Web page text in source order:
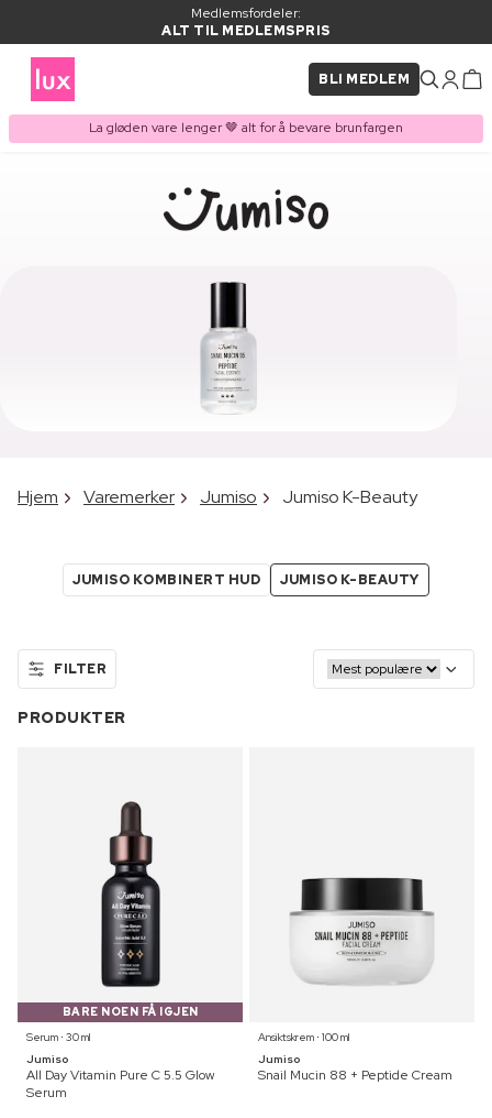
Medlemsfordeler:
ALT TIL MEDLEMSPRIS
BLI MEDLEM
La gløden vare lenger 🤎 alt for å bevare brunfargen
Hjem Varemerker Jumiso Jumiso K-Beauty
JUMISO KOMBINERT HUD JUMISO K-BEAUTY
FILTER
PRODUKTER
BARE NOEN FÅ IGJEN
Serum ⋅ 30 ml
Jumiso
All Day Vitamin Pure C 5.5 Glow
Serum
Ansiktskrem ⋅ 100 ml
Jumiso
Snail Mucin 88 + Peptide Cream